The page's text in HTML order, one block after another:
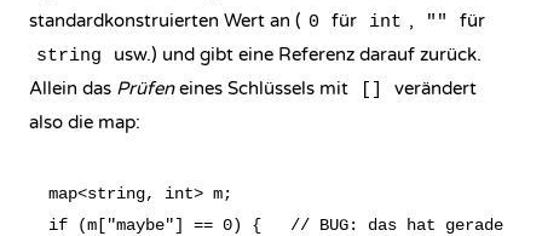
standardkonstruierten Wert an ( 0 für int , "" für
string
usw.) und gibt eine Referenz darauf zurück.
Allein das Prüfeneines Schlüssels mit
verändert
also die map:
map<string, int> m;
if (m["maybe"] == 0) {   // BUG: das hat gerade